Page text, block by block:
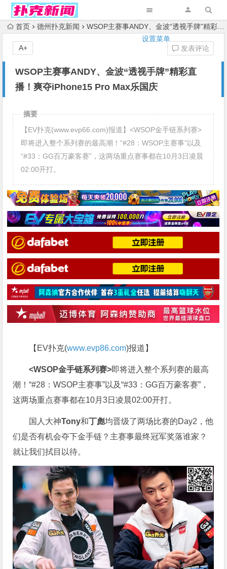
设置菜单
首页 德州扑克新闻 WSOP主赛事ANDY、金波“透视手牌”精彩直播！爽夺iPhone15 Pro Max乐国庆
WSOP主赛事ANDY、金波“透视手牌”精彩直
播！爽夺iPhone15 Pro Max乐国庆
发表评论
A+
摘要
【EV扑克(www.evp66.com)报道】<WSOP金手链系列赛>
即将进入整个系列赛的最高潮！“#28：WSOP主赛事”以及
“#33：GG百万豪客赛”，这两场重点赛事都在10月3日凌晨
02:00开打。
【EV扑克(www.evp86.com)报道】
<WSOP金手链系列赛>即将进入整个系列赛的最高
潮！“#28：WSOP主赛事”以及“#33：GG百万豪客赛”，
这两场重点赛事都在10月3日凌晨02:00开打。
国人大神Tony和丁彪均晋级了两场比赛的Day2，他
们是否有机会夺下金手链？主赛事最终冠军奖落谁家？
就让我们拭目以待。